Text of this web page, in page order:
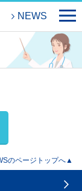
NEWS
のページトップへ▲